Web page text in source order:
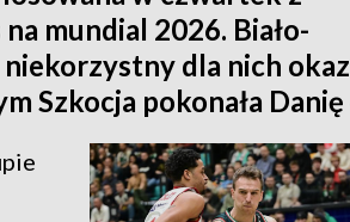
mundial 2026. Biało-
dla nich
Szkocja pokonała Danię